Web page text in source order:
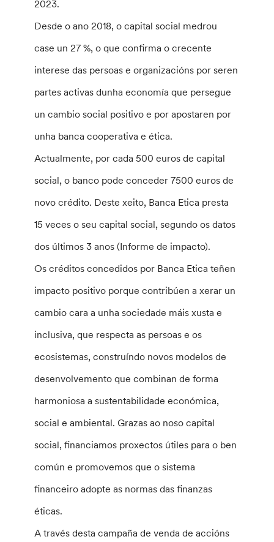
2023.
Desde o ano 2018, o capital social medrou
case un 27 %, o que confirma o crecente
interese das persoas e organizacións por seren
partes activas dunha economía que persegue
un cambio social positivo e por apostaren por
unha banca cooperativa e ética.
Actualmente, por cada 500 euros de capital
social, o banco pode conceder 7500 euros de
novo crédito. Deste xeito, Banca Etica presta
15 veces o seu capital social, segundo os datos
dos últimos 3 anos (Informe de impacto).
Os créditos concedidos por Banca Etica teñen
impacto positivo porque contribúen a xerar un
cambio cara a unha sociedade máis xusta e
inclusiva, que respecta as persoas e os
ecosistemas, construíndo novos modelos de
desenvolvemento que combinan de forma
harmoniosa a sustentabilidade económica,
social e ambiental. Grazas ao noso capital
social, financiamos proxectos útiles para o ben
común e promovemos que o sistema
financeiro adopte as normas das finanzas
éticas.
A través desta campaña de venda de accións